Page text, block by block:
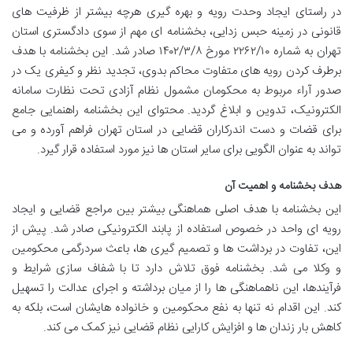
در راستای ایجاد وحدت رویه و بهره گیری هرچه بیشتر از ظرفیت های
قانونی در زمینه حبس زدایی، بخشنامه ای مهم از سوی دادگستری استان
تهران به شماره ۲۲۶۲/۱۰ مورخ ۱۴۰۲/۳/۸ صادر شد. این بخشنامه با هدف
برطرف کردن رویه های متفاوت محاکم بدوی، تجدید نظر و کیفری یک در
صدور آراء مربوط به محکومان مشمول نظام آزادی تحت نظارت سامانه
الکترونیک، تدوین و ابلاغ گردید. محتوای این بخشنامه راهنمایی جامع
برای قضات و دست اندرکاران قضایی در استان تهران فراهم آورده و می
تواند به عنوان الگویی برای سایر استان ها نیز مورد استفاده قرار گیرد.
هدف بخشنامه و اهمیت آن
این بخشنامه با هدف اصلی هماهنگی بیشتر بین مراجع قضایی و ایجاد
رویه ای واحد در خصوص استفاده از پابند الکترونیکی صادر شد. پیش از
این، تفاوت در برداشت ها و تصمیم گیری ها، باعث سردرگمی محکومین
و وکلا می شد. بخشنامه فوق تلاش دارد تا با شفاف سازی شرایط و
فرآیندها، این ناهماهنگی ها را از میان برداشته و اجرای عدالت را تسهیل
کند. این اقدام نه تنها به نفع محکومین و خانواده هایشان است، بلکه به
کاهش بار زندان ها و افزایش کارایی نظام قضایی نیز کمک می کند.